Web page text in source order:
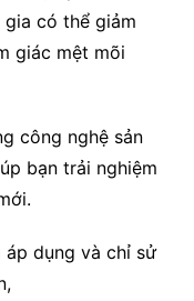
gia có thể giảm
giác mệt mõi
công nghệ sản
bạn trải nghiệm
dụng và chỉ sử